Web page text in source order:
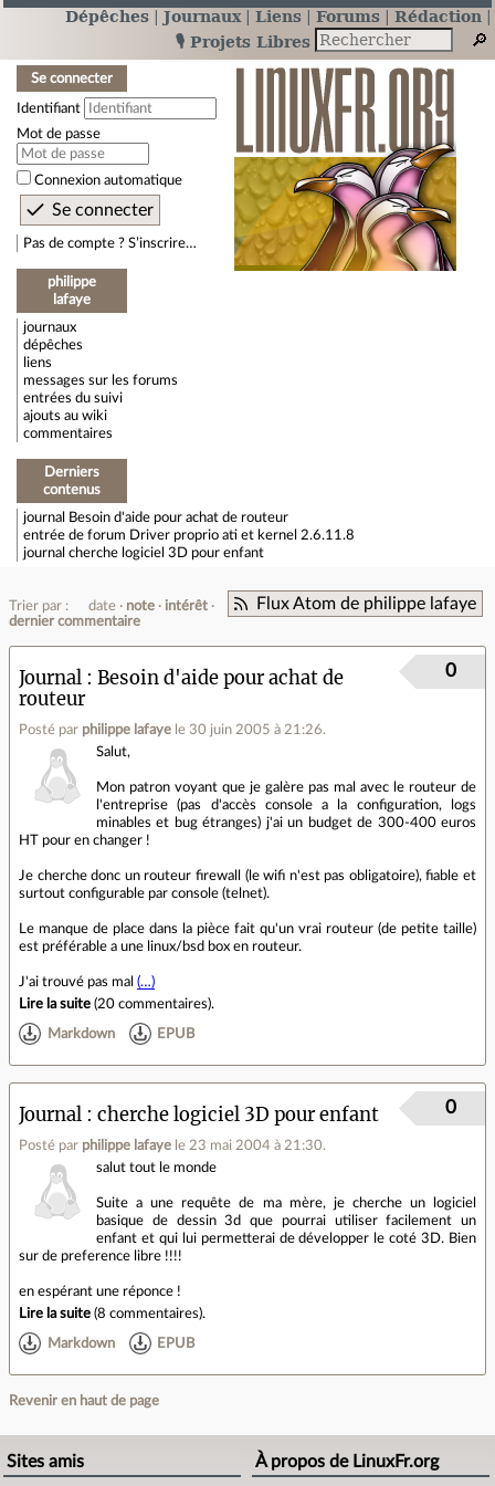
Dépêches Journaux Liens Forums
Rédaction
🎙️ Projets Libres
Se connecter
Identifiant
Mot de passe
Connexion automatique
Pas de compte ? S’inscrire…
philippe
lafaye
journaux
dépêches
liens
messages sur les forums
entrées du suivi
ajouts au wiki
commentaires
Derniers
contenus
journal
Besoin d'aide pour achat de routeur
entrée de forum Driver proprio ati et kernel 2.6.11.8
journal cherche logiciel 3D pour enfant
Flux Atom de philippe lafaye
Trier par : date note
intérêt
dernier commentaire
Journal
Besoin d'aide pour achat de
routeur
Posté par philippe lafaye le 30 juin 2005 à 21:26.
0
Salut,
Mon patron voyant que je galère pas mal avec le routeur de
l'entreprise (pas d'accès console a la configuration, logs
minables et bug étranges) j'ai un budget de 300-400 euros
HT pour en changer !
Je cherche donc un routeur firewall (le wifi n'est pas obligatoire), fiable et
surtout configurable par console (telnet).
Le manque de place dans la pièce fait qu'un vrai routeur (de petite taille)
est préférable a une linux/bsd box en routeur.
J'ai trouvé pas mal (…)
Lire la suite (20 commentaires).
Markdown EPUB
Journal cherche logiciel 3D pour enfant
Posté par philippe lafaye le 23 mai 2004 à 21:30.
0
salut tout le monde
Suite a une requête de ma mère, je cherche un logiciel
basique de dessin 3d que pourrai utiliser facilement un
enfant et qui lui permetterai de développer le coté 3D. Bien
sur de preference libre !!!!
en espérant une réponce !
Lire la suite (8 commentaires).
Markdown EPUB
Revenir en haut de page
Sites amis À propos de LinuxFr.org